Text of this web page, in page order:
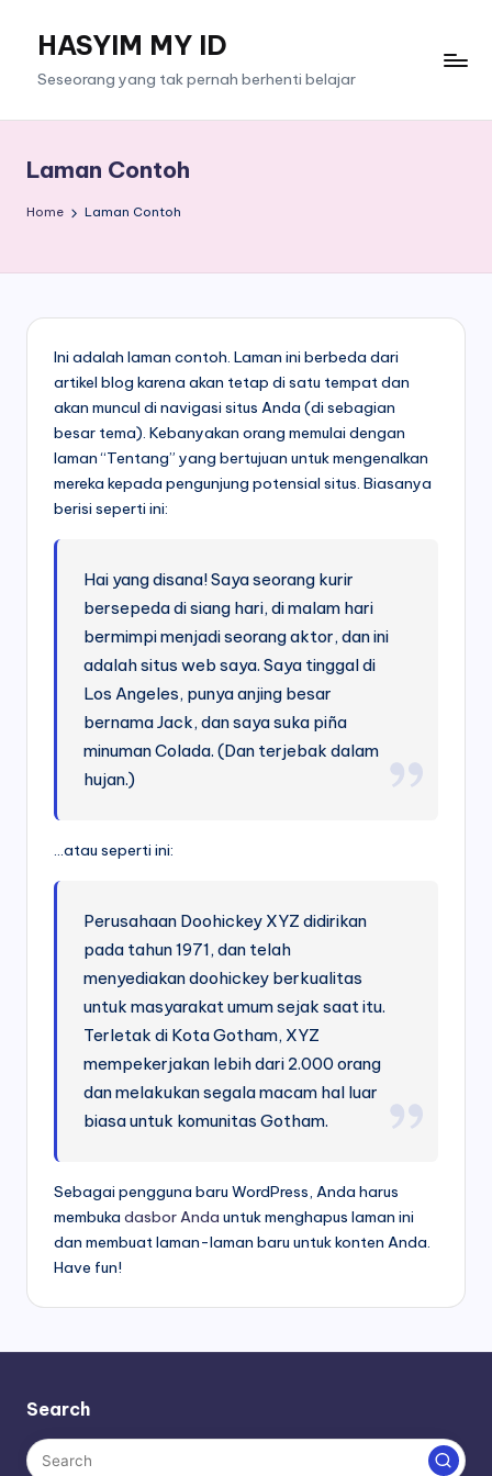
HASYIM MY ID
Seseorang yang tak pernah berhenti belajar
Laman Contoh
Home Laman Contoh
Ini adalah laman contoh. Laman ini berbeda dari
artikel blog karena akan tetap di satu tempat dan
akan muncul di navigasi situs Anda (di sebagian
besar tema). Kebanyakan orang memulai dengan
laman “Tentang” yang bertujuan untuk mengenalkan
mereka kepada pengunjung potensial situs. Biasanya
berisi seperti ini:
Hai yang disana! Saya seorang kurir
bersepeda di siang hari, di malam hari
bermimpi menjadi seorang aktor, dan ini
adalah situs web saya. Saya tinggal di
Los Angeles, punya anjing besar
bernama Jack, dan saya suka piña
minuman Colada. (Dan terjebak dalam
hujan.)
…atau seperti ini:
Perusahaan Doohickey XYZ didirikan
pada tahun 1971, dan telah
menyediakan doohickey berkualitas
untuk masyarakat umum sejak saat itu.
Terletak di Kota Gotham, XYZ
mempekerjakan lebih dari 2.000 orang
dan melakukan segala macam hal luar
biasa untuk komunitas Gotham.
Sebagai pengguna baru WordPress, Anda harus
membuka dasbor Anda untuk menghapus laman ini
dan membuat laman-laman baru untuk konten Anda.
Have fun!
Search